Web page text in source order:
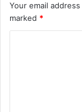
Your email
marked *